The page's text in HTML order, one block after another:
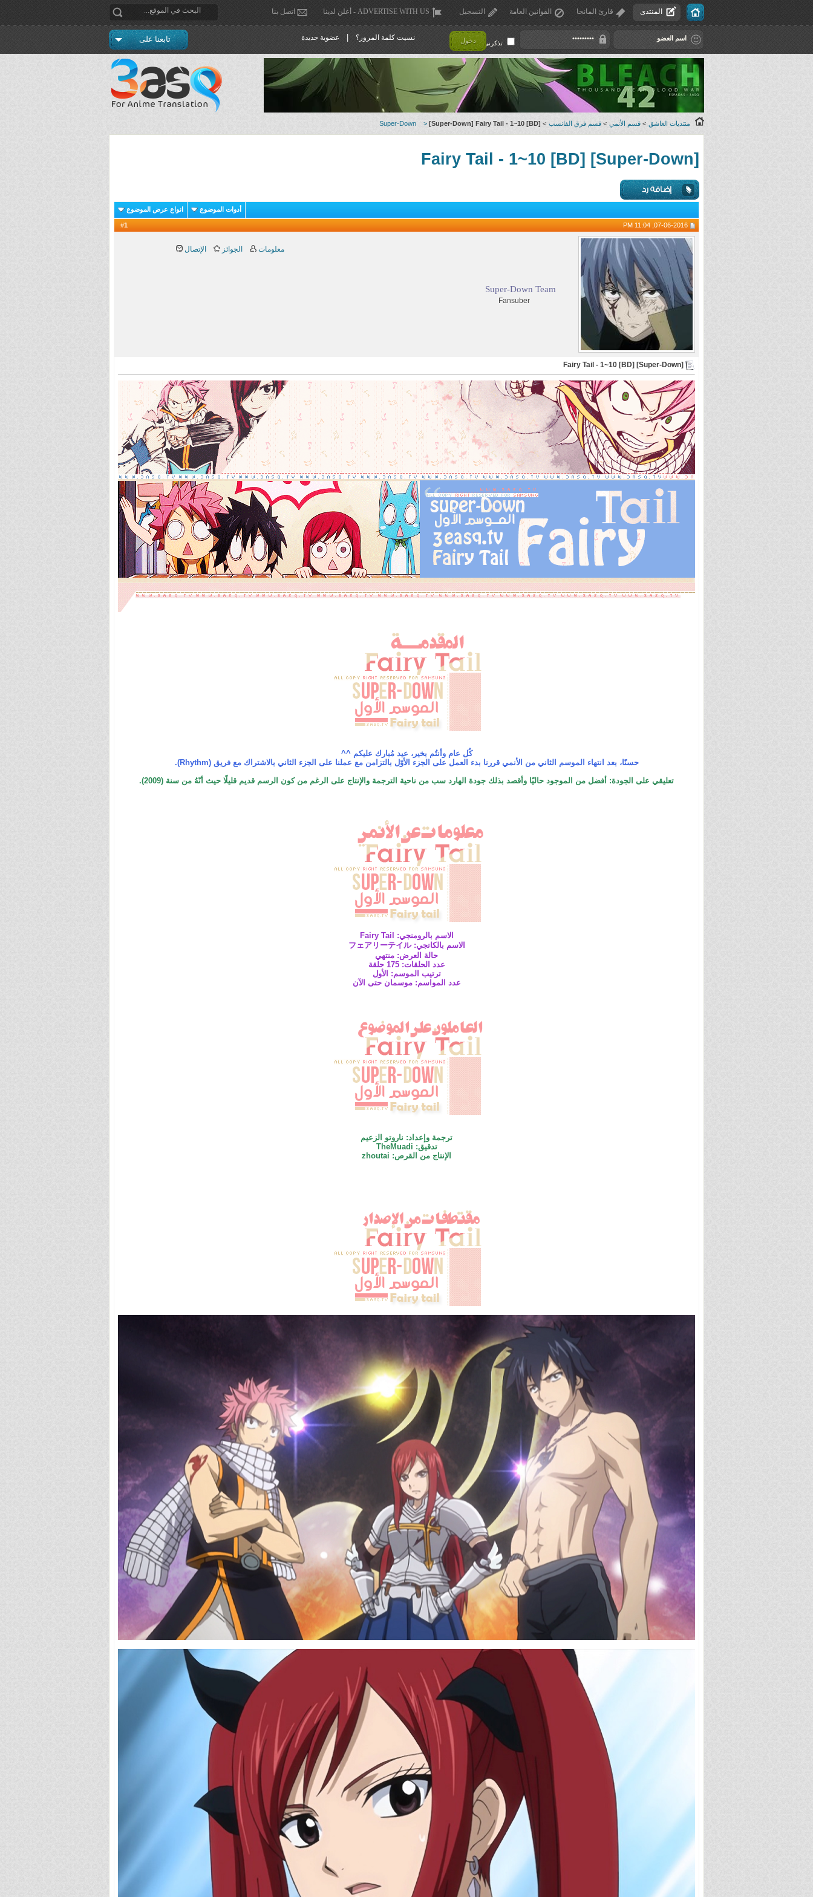
المنتدى قارئ المانجا القوانين العامة التسجيل ADVERTISE WITH US - أعلن لدينا اتصل بنا
تذكرني ! دخول نسيت كلمة المرور؟ عضوية جديدة تابعنا على
منتديات العاشق > قسم الأنمي > قسم فرق الفانسب >
Super-Down > [Super-Down] Fairy Tail - 1~10 [BD]
[Super-Down] Fairy Tail - 1~10 [BD]
أدوات الموضوع انواع عرض الموضوع
1
Super-Down Team
Fansuber
معلومات الجوائز الإتصال
[Super-Down] Fairy Tail - 1~10 [BD]
كُل عام وأنتُم بخير، عيد مُبارك عليكم ^^
حسنًا، بعد انتهاء الموسم الثاني من الأنمي قررنا بدء العمل على الجزء الأوّل بالتزامن مع عملنا على الجزء الثاني بالاشتراك مع فريق (Rhythm).
تعليقي على الجودة: أفضل من الموجود حاليًا وأقصد بذلك جودة الهارد سب من ناحية الترجمة والإنتاج على الرغم من كون الرسم قديم قليلًا حيث أنّهُ من سنة (2009).
الاسم بالرومنجي: Fairy Tail
الاسم بالكانجي: フェアリーテイル
حالة العرض: منتهي
عدد الحلقات: 175 حلقة
ترتيب الموسم: الأول
عدد المواسم: موسمان حتى الآن
ترجمة وإعداد: ناروتو الزعيم
تدقيق: TheMuadi
الإنتاج من القرص: zhoutai